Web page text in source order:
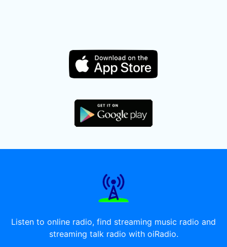
Listen to online radio, find streaming music radio and
streaming talk radio with oiRadio.